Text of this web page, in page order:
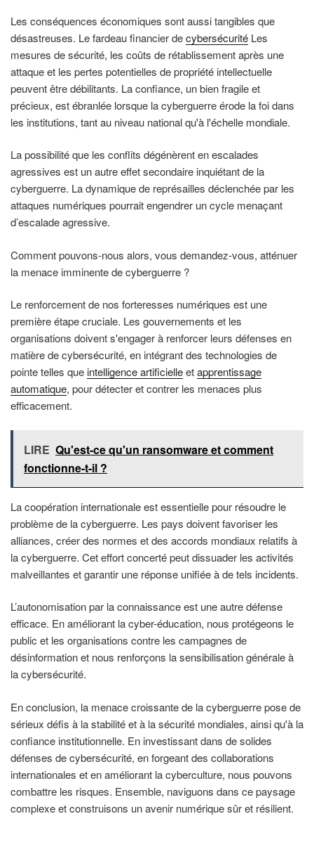
Les conséquences économiques sont aussi tangibles que
désastreuses. Le fardeau financier decybersécurité Les
mesures de sécurité, les coûts de rétablissement après une
attaque et les pertes potentielles de propriété intellectuelle
peuvent être débilitants. La confiance, un bien fragile et
précieux, est ébranlée lorsque la cyberguerre érode la foi dans
les institutions, tant au niveau national qu'à l'échelle mondiale.
La possibilité que les conflits dégénèrent en escalades
agressives est un autre effet secondaire inquiétant de la
cyberguerre. La dynamique de représailles déclenchée par les
attaques numériques pourrait engendrer un cycle menaçant
d’escalade agressive.
Comment pouvons-nous alors, vous demandez-vous, atténuer
la menace imminente de cyberguerre ?
Le renforcement de nos forteresses numériques est une
première étape cruciale. Les gouvernements et les
organisations doivent s'engager à renforcer leurs défenses en
matière de cybersécurité, en intégrant des technologies de
pointe telles queintelligence artificielleetapprentissage
automatique, pour détecter et contrer les menaces plus
efficacement.
LIRE Qu'est-ce qu'un ransomware et comment
fonctionne-t-il ?
La coopération internationale est essentielle pour résoudre le
problème de la cyberguerre. Les pays doivent favoriser les
alliances, créer des normes et des accords mondiaux relatifs à
la cyberguerre. Cet effort concerté peut dissuader les activités
malveillantes et garantir une réponse unifiée à de tels incidents.
L’autonomisation par la connaissance est une autre défense
efficace. En améliorant la cyber-éducation, nous protégeons le
public et les organisations contre les campagnes de
désinformation et nous renforçons la sensibilisation générale à
la cybersécurité.
En conclusion, la menace croissante de la cyberguerre pose de
sérieux défis à la stabilité et à la sécurité mondiales, ainsi qu'à la
confiance institutionnelle. En investissant dans de solides
défenses de cybersécurité, en forgeant des collaborations
internationales et en améliorant la cyberculture, nous pouvons
combattre les risques. Ensemble, naviguons dans ce paysage
complexe et construisons un avenir numérique sûr et résilient.